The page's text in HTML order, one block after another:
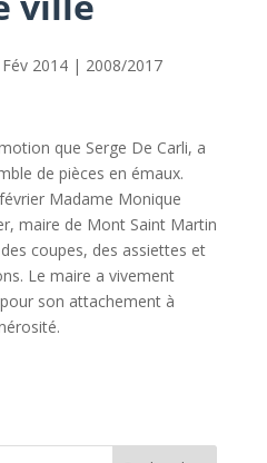
2014| 2008/2017
que Serge De Carli, a
de pièces en émaux.
Madame Monique
maire de Mont Saint Martin
coupes, des assiettes et
Le maire a vivement
son attachement à